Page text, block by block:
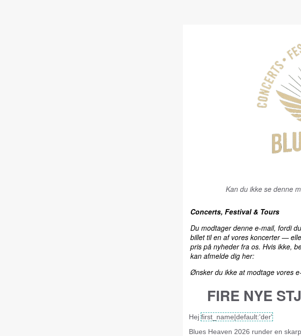
Kan du ikke se denne
Concerts, Festival & Tours
Du modtager denne e-mail, fordi
billet til en af vores koncerter —
pris på nyheder fra os. Hvis ikke,
kan afmelde dig her:
Ønsker du ikke at modtage vores
FIRE NYE
Hejfirst_name|default:'der'
Blues Heaven 2026 runder en